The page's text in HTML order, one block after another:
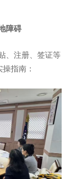
障碍
、注册、签证等
指南：